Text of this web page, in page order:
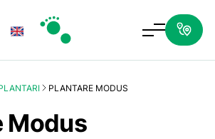
PLANTARE MODUS
Modus